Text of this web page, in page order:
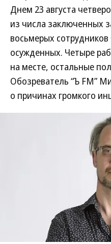
Днем 23 августа
из числа заключенных
восьмерых
осужденных. Четыре
на месте, остальные
Обозреватель “Ъ FM”
о причинах громкого